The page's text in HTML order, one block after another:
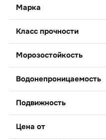
Марка
Класс прочности
Морозостойкость
Водонепроницаемость
Подвижность
Цена от